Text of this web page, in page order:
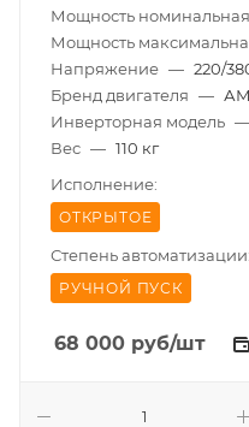
Мощность номинальная
Мощность
Напряжение — 220/
Бренд двигателя —
Инверторная модель —
Вес — 110 кг
Исполнение:
ОТКРЫТОЕ
Степень автоматизации:
РУЧНОЙ ПУСК
68 000 руб/шт